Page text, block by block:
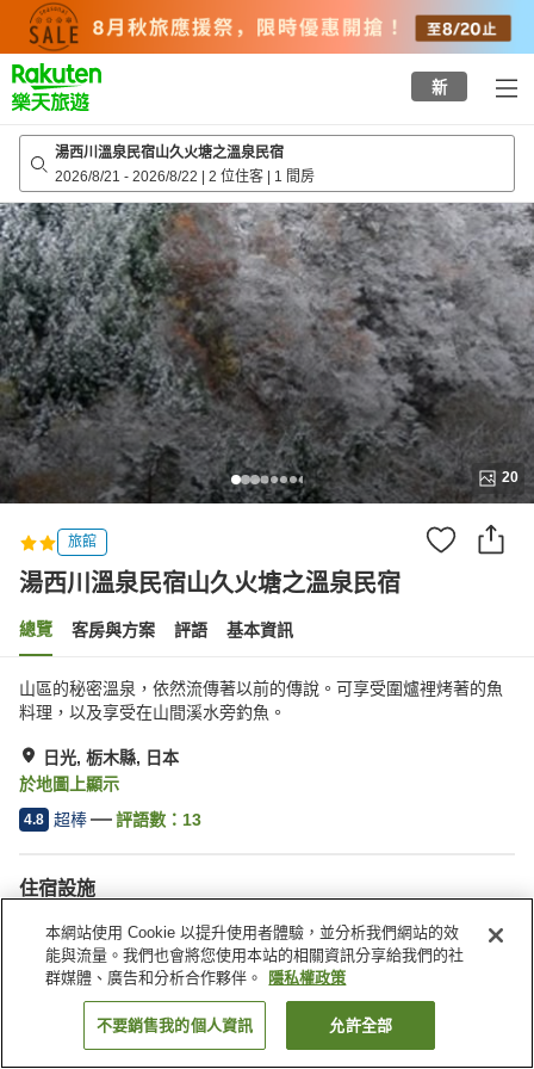
top
page
新
湯西川溫泉民宿山久火塘之溫泉民宿
2026/8/21 - 2026/8/22 | 2 位住客 | 1 間房
20
旅館
湯西川溫泉民宿山久火塘之溫泉民宿
總覽 客房與方案 評語 基本資訊
山區的秘密溫泉，依然流傳著以前的傳說。可享受圍爐裡烤著的魚
料理，以及享受在山間溪水旁釣魚。
日光, 栃木縣, 日本
於地圖上顯示
4.8 超棒 評語數： 13
住宿設施
停車場 公共澡堂（溫泉）
首頁 日本 栃木縣 日光 湯西川溫泉民宿山久火塘之溫泉民宿
找客房
本網站使用 Cookie 以提升使用者體驗，並分析我們網站的效
能與流量。我們也會將您使用本站的相關資訊分享給我們的社
群媒體、廣告和分析合作夥伴。
隱私權政策
不要銷售我的個人資訊 允許全部